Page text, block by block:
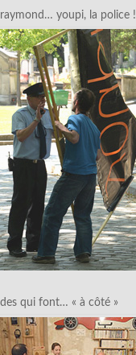
raymond… youpi, la police !
des qui font… « à côté »